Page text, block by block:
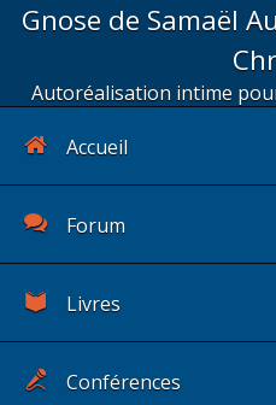
Gnose de Samaël
Autoréalisation intime
Accueil
Forum
Livres
Conférences